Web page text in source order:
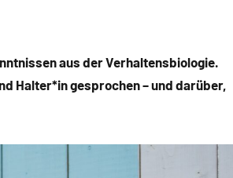
aus der Verhaltensbiologie.
Halter*in gesprochen – und darüber,